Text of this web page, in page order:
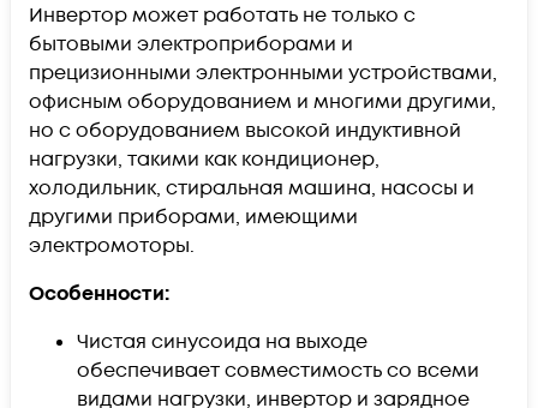
Инвертор может работать не только с
бытовыми электроприборами и
прецизионными электронными устройствами,
офисным оборудованием и многими другими,
но с оборудованием высокой индуктивной
нагрузки, такими как кондиционер,
холодильник, стиральная машина, насосы и
другими приборами, имеющими
электромоторы.
Особенности:
Чистая синусоида на выходе
обеспечивает совместимость со всеми
видами нагрузки, инвертор и зарядное